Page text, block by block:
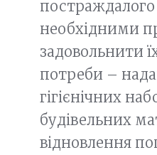
необхідними
задовольнити
потреби –
гігієнічних
будівельних
відновлення